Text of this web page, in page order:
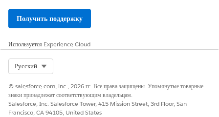
Получить поддержку
Используется Experience Cloud
Русский
© salesforce.com, inc., 2026 гг. Все права защищены. Упомянутые товарные
знаки принадлежат соответствующим владельцам.
Salesforce, Inc. Salesforce Tower, 415 Mission Street, 3rd Floor, San
Francisco, CA 94105, United States